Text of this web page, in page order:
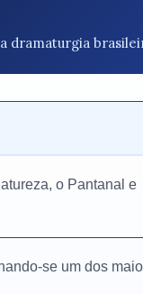
dramaturgia
o Pantanal e
se um dos